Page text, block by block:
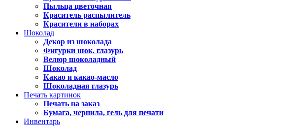
Пыльца цветочная
Краситель распылитель
Красители в наборах
Шоколад
Декор из шоколада
Фигурки шок. глазурь
Велюр шоколадный
Шоколад
Какао и какао-масло
Шоколадная глазурь
Печать картинок
Печать на заказ
Бумага, чернила, гель для печати
Инвентарь